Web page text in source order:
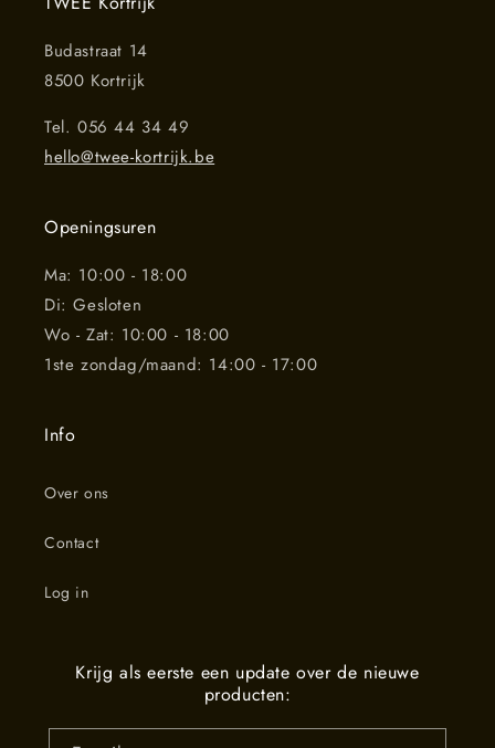
Budastraat 14
8500 Kortrijk
Tel. 056 44 34 49
hello@twee-kortrijk.be
Openingsuren
Ma: 10:00 - 18:00
Di: Gesloten
Wo - Zat: 10:00 - 18:00
1ste zondag/maand: 14:00 - 17:00
Info
Over ons
Contact
Log in
Krijg als eerste een update over de nieuwe
producten: